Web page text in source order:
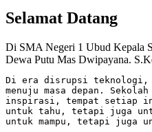
Selamat Datang
Di SMA Negeri 1 Ubud Kepala
Dewa Putu Mas Dwipayana.
Di era disrupsi teknologi,
menuju masa depan.
inspirasi, tempat setiap
untuk tahu, tetapi juga
untuk mampu, tetapi juga